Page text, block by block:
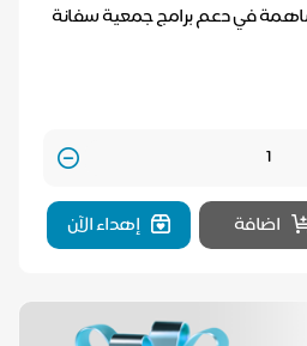
ريال للمساهمة في دعم برامج جمعية سفانة
اضافة
إهداء الآن